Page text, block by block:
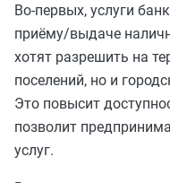
Во-первых, услуги
приёму/выдаче
хотят разрешить на
поселений, но и
Это повысит
позволит
услуг.